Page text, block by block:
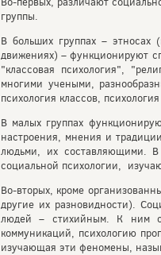
группы.
В больших группах – этносах
движениях) – функционируют
"классовая психология",
многими учеными,
психология классов,
В малых группах
настроения, мнения и
людьми, их составляющими. В
социальной психологии,
Во-вторых, кроме
другие их разновидности).
людей – стихийным. К ним
коммуникаций, психологию
изучающая эти феномены,